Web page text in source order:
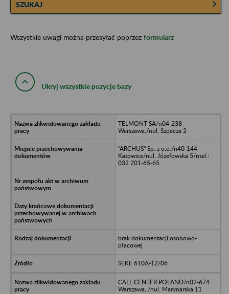
SZUKAJ
Wszystkie uwagi można przesyłać poprzez formularz
Ukryj wszystkie pozycje bazy
TELMONT SA/n04-238
Warszawa,/nul. Szpacza 2
"ARCHUS" Sp. z o.o./n40-144
Katowice/nul. Józefowska 5/ntel.:
032 201-65-65
brak dokumentacji osobowo-
płacowej
SEKE 610A-12/06
CALL CENTER POLAND/n02-674
Warszawa, /nul. Marynarska 11